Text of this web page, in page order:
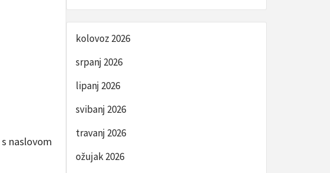
s naslovom
kolovoz 2026
srpanj 2026
lipanj 2026
svibanj 2026
travanj 2026
ožujak 2026